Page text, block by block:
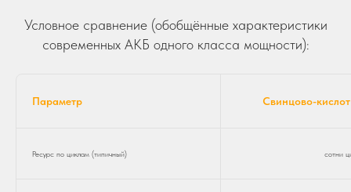
Условное сравнение (обобщённые характеристики
современных АКБ одного класса мощности):
Параметр Свинцово-
Ресурс по циклам (типичный) сотни